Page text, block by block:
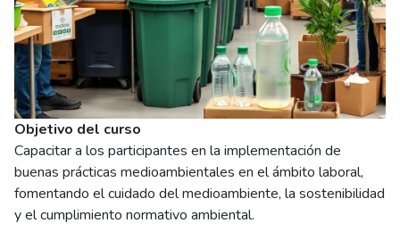
Objetivo del curso
Capacitar a los participantes en la implementación de
buenas prácticas medioambientales en el ámbito laboral,
fomentando el cuidado del medioambiente, la sostenibilidad
y el cumplimiento normativo ambiental.